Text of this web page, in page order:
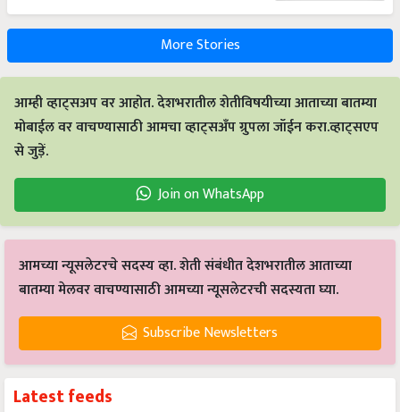
More Stories
आम्ही व्हाट्सअप वर आहोत. देशभरातील शेतीविषयीच्या आताच्या बातम्या
मोबाईल वर वाचण्यासाठी आमचा व्हाट्सअँप ग्रुपला जॉईन करा.व्हाट्सएप
से जुड़ें.
Join on WhatsApp
आमच्या न्यूसलेटरचे सदस्य व्हा. शेती संबंधीत देशभरातील आताच्या
बातम्या मेलवर वाचण्यासाठी आमच्या न्यूसलेटरची सदस्यता घ्या.
Subscribe Newsletters
Latest feeds